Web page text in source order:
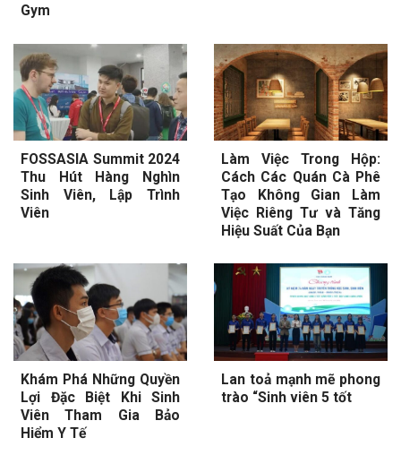
Gym
FOSSASIA Summit 2024
Thu Hút Hàng Nghìn
Sinh Viên, Lập Trình
Viên
Làm Việc Trong Hộp:
Cách Các Quán Cà Phê
Tạo Không Gian Làm
Việc Riêng Tư và Tăng
Hiệu Suất Của Bạn
Khám Phá Những Quyền
Lợi Đặc Biệt Khi Sinh
Viên Tham Gia Bảo
Hiểm Y Tế
Lan toả mạnh mẽ phong
trào “Sinh viên 5 tốt